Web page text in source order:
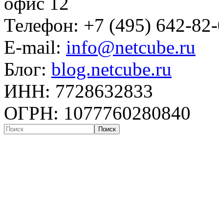
Телефон: +7 (495) 642-
E-mail: info@netcube.ru
Блог: blog.netcube.ru
ИНН: 7728632833
ОГРН: 1077760280840